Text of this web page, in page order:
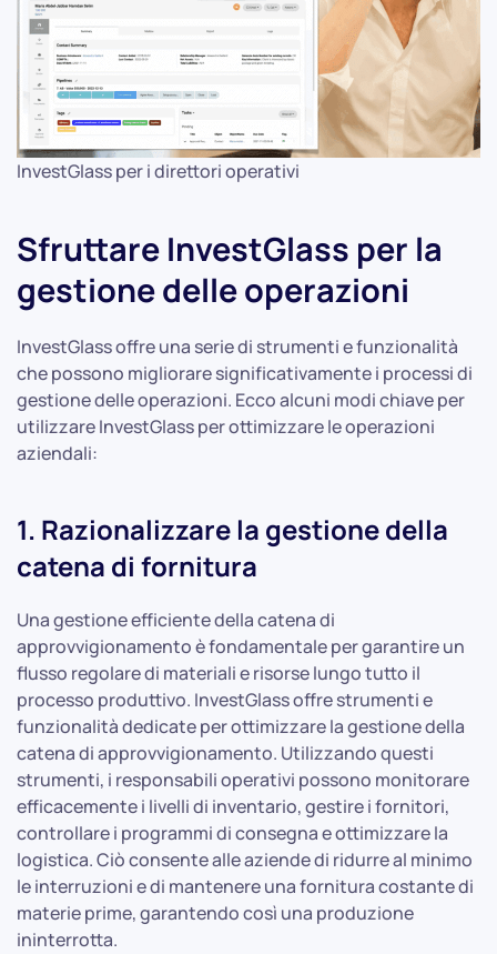
InvestGlass per i direttori operativi
Sfruttare InvestGlass per la
gestione delle operazioni
InvestGlass offre una serie di strumenti e funzionalità
che possono migliorare significativamente i processi di
gestione delle operazioni. Ecco alcuni modi chiave per
utilizzare InvestGlass per ottimizzare le operazioni
aziendali:
1. Razionalizzare la gestione della
catena di fornitura
Una gestione efficiente della catena di
approvvigionamento è fondamentale per garantire un
flusso regolare di materiali e risorse lungo tutto il
processo produttivo. InvestGlass offre strumenti e
funzionalità dedicate per ottimizzare la gestione della
catena di approvvigionamento. Utilizzando questi
strumenti, i responsabili operativi possono monitorare
efficacemente i livelli di inventario, gestire i fornitori,
controllare i programmi di consegna e ottimizzare la
logistica. Ciò consente alle aziende di ridurre al minimo
le interruzioni e di mantenere una fornitura costante di
materie prime, garantendo così una produzione
ininterrotta.